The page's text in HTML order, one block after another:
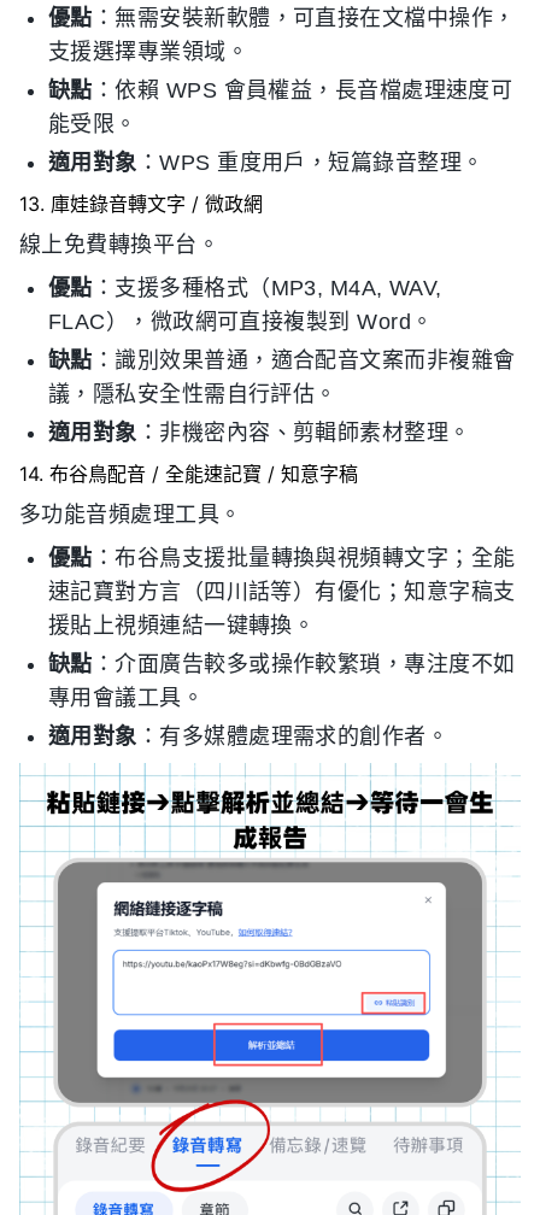
優點 ：無需安裝新軟體，可直接在文檔中操作，
支援選擇專業領域。
缺點 ：依賴 WPS 會員權益，長音檔處理速度可
能受限。
適用對象 ：WPS 重度用戶，短篇錄音整理。
13. 庫娃錄音轉文字 / 微政網
線上免費轉換平台。
優點 ：支援多種格式（MP3, M4A, WAV,
FLAC），微政網可直接複製到 Word。
缺點 ：識別效果普通，適合配音文案而非複雜會
議，隱私安全性需自行評估。
適用對象 ：非機密內容、剪輯師素材整理。
14. 布谷鳥配音 / 全能速記寶 / 知意字稿
多功能音頻處理工具。
優點 ：布谷鳥支援批量轉換與視頻轉文字；全能
速記寶對方言（四川話等）有優化；知意字稿支
援貼上視頻連結一键轉換。
缺點 ：介面廣告較多或操作較繁瑣，專注度不如
專用會議工具。
適用對象 ：有多媒體處理需求的創作者。